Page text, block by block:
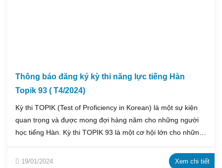
Thông báo đăng ký kỳ thi năng lực tiếng Hàn
Topik 93 ( T4/2024)
Kỳ thi TOPIK (Test of Proficiency in Korean) là một sự kiện
quan trọng và được mong đợi hàng năm cho những người
học tiếng Hàn. Kỳ thi TOPIK 93 là một cơ hội lớn cho những
tiếng Hàn của mình.
19/01/2024 Xem chi tiết